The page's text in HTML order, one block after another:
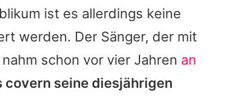
ist es allerdings keine
werden. Der Sänger, der mit
schon vor vier Jahren an
covern seine diesjährigen